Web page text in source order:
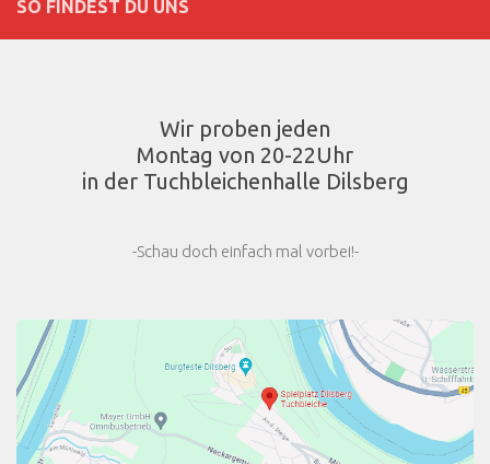
SO FINDEST DU UNS
Wir proben jeden
Montag von 20-22Uhr
in der Tuchbleichenhalle Dilsberg
-Schau doch einfach mal vorbei!-